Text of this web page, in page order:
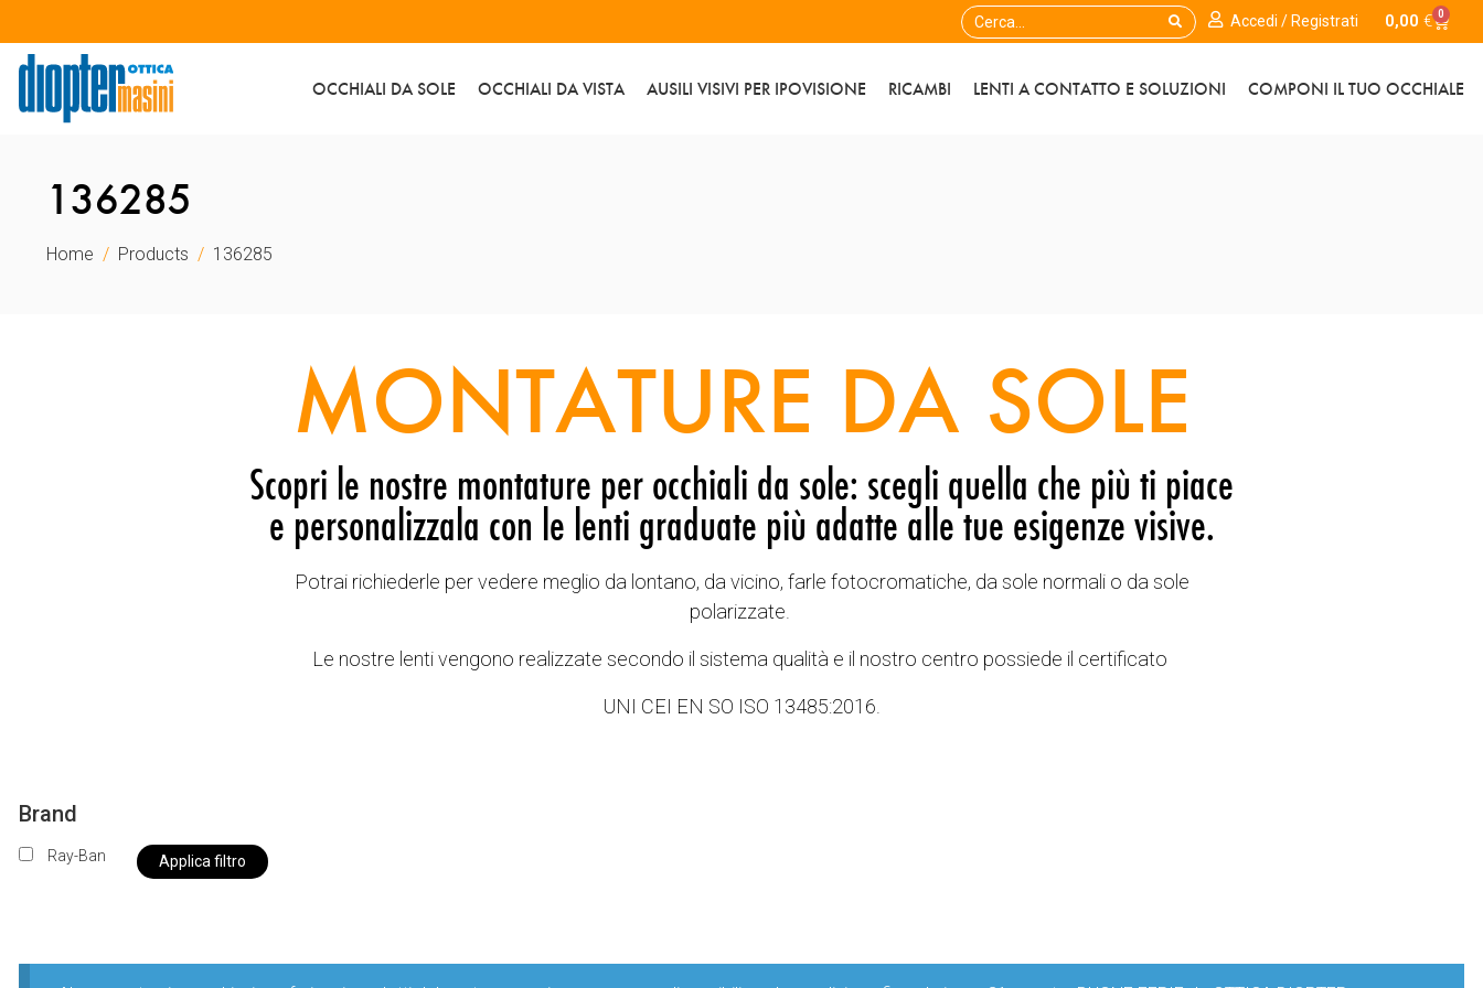
Accedi / Registrati 0,00 € 0
OCCHIALI DA SOLE OCCHIALI DA VISTA AUSILI VISIVI PER IPOVISIONE RICAMBI LENTI A CONTATTO E SOLUZIONI COMPONI IL TUO OCCHIALE
136285
Home Products 136285
MONTATURE DA SOLE
Scopri le nostre montature per occhiali da sole: scegli quella che più ti piace
e personalizzala con le lenti graduate più adatte alle tue esigenze visive.
Potrai richiederle per vedere meglio da lontano, da vicino, farle fotocromatiche, da sole normali o da sole
polarizzate.
Le nostre lenti vengono realizzate secondo il sistema qualità e il nostro centro possiede il certificato
UNI CEI EN SO ISO 13485:2016.
Brand
Ray-Ban Applica filtro